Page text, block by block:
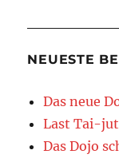
NEUESTE
Das neue
Last Tai-
Das Dojo